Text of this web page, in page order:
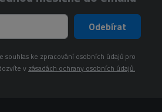
Odebírat
souhlas ke zpracování osobních údajů pro
v zásadách ochrany osobních údajů.